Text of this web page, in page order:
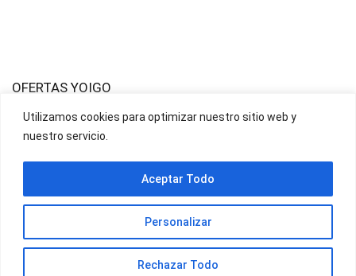
Utilizamos cookies para optimizar nuestro sitio web y
nuestro servicio.
Personalizar
Rechazar Todo
Aceptar Todo
OFERTAS YOIGO
OFERTAS JAZZTEL